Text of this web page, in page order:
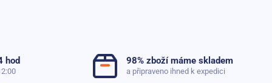
hod 98% zboží máme skladem
a připraveno ihned k expedici